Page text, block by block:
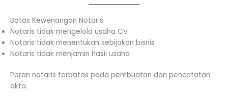
Batas Kewenangan Notaris
Notaris tidak mengelola usaha CV
Notaris tidak menentukan kebijakan bisnis
Notaris tidak menjamin hasil usaha
Peran notaris terbatas pada pembuatan dan pencatatan
akta.